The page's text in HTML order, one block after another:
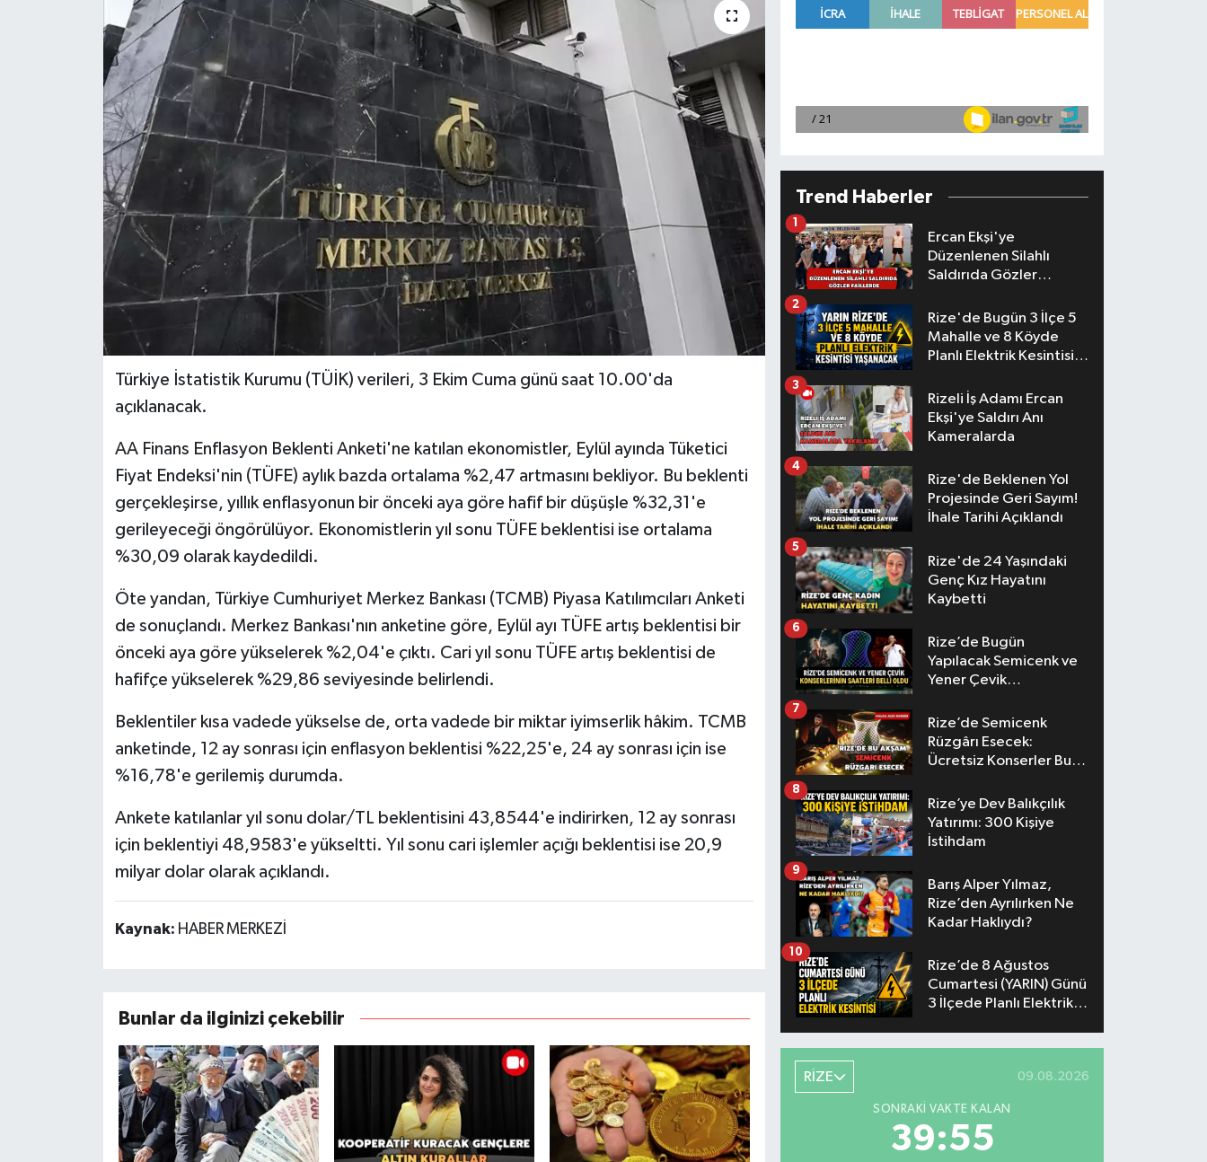
Türkiye İstatistik Kurumu (TÜİK) verileri, 3 Ekim Cuma günü saat 10.00'da
açıklanacak.
AA Finans Enflasyon Beklenti Anketi'ne katılan ekonomistler, Eylül ayında Tüketici
Fiyat Endeksi'nin (TÜFE) aylık bazda ortalama %2,47 artmasını bekliyor. Bu beklenti
gerçekleşirse, yıllık enflasyonun bir önceki aya göre hafif bir düşüşle %32,31'e
gerileyeceği öngörülüyor. Ekonomistlerin yıl sonu TÜFE beklentisi ise ortalama
%30,09 olarak kaydedildi.
Öte yandan, Türkiye Cumhuriyet Merkez Bankası (TCMB) Piyasa Katılımcıları Anketi
de sonuçlandı. Merkez Bankası'nın anketine göre, Eylül ayı TÜFE artış beklentisi bir
önceki aya göre yükselerek %2,04'e çıktı. Cari yıl sonu TÜFE artış beklentisi de
hafifçe yükselerek %29,86 seviyesinde belirlendi.
Beklentiler kısa vadede yükselse de, orta vadede bir miktar iyimserlik hâkim. TCMB
anketinde, 12 ay sonrası için enflasyon beklentisi %22,25'e, 24 ay sonrası için ise
%16,78'e gerilemiş durumda.
Ankete katılanlar yıl sonu dolar/TL beklentisini 43,8544'e indirirken, 12 ay sonrası
için beklentiyi 48,9583'e yükseltti. Yıl sonu cari işlemler açığı beklentisi ise 20,9
milyar dolar olarak açıklandı.
Kaynak: HABER MERKEZİ
Bunlar da ilginizi çekebilir
Trend Haberler
Ercan Ekşi'ye
Düzenlenen Silahlı
Saldırıda Gözler
1
Rize'de Bugün 3 İlçe 5
Mahalle ve 8 Köyde
Planlı Elektrik Kesintisi
2
Rizeli İş Adamı Ercan
Ekşi'ye Saldırı Anı
Kameralarda
3
Rize'de Beklenen Yol
Projesinde Geri Sayım!
İhale Tarihi Açıklandı
4
Rize'de 24 Yaşındaki
Genç Kız Hayatını
Kaybetti
5
Rize’de Bugün
Yapılacak Semicenk ve
Yener Çevik
Belli Oldu
6
Rize’de Semicenk
Rüzgârı Esecek:
Ücretsiz Konserler Bu
7
Rize’ye Dev Balıkçılık
Yatırımı: 300 Kişiye
İstihdam
8
Barış Alper Yılmaz,
Rize’den Ayrılırken Ne
Kadar Haklıydı?
9
Rize’de 8 Ağustos
Cumartesi (YARIN) Günü
3 İlçede Planlı Elektrik
10
RİZE 09.08.2026
SONRAKI VAKTE KALAN
39:54